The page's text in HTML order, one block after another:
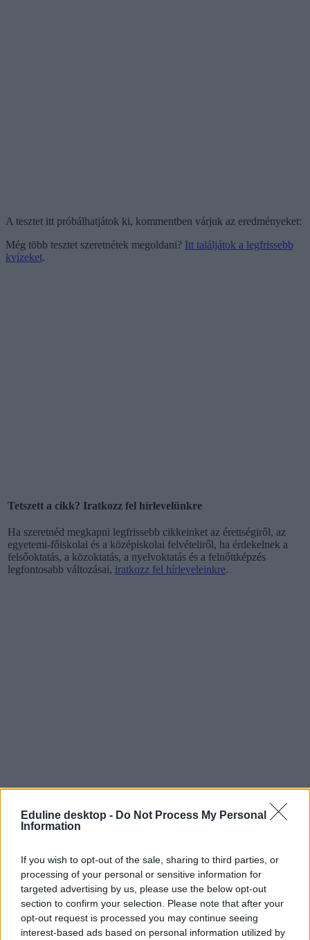
Eduline desktop - Do Not Process My Personal
Information
If you wish to opt-out of the sale, sharing to third parties, or
processing of your personal or sensitive information for
targeted advertising by us, please use the below opt-out
section to confirm your selection. Please note that after your
opt-out request is processed you may continue seeing
interest-based ads based on personal information utilized by
A tesztet itt próbálhatjátok ki, kommentben várjuk az eredményeket:
Még több tesztet szeretnétek megoldani? Itt találjátok a legfrissebb
kvízeket.
Tetszett a cikk? Iratkozz fel hírlevelünkre
Ha szeretnéd megkapni legfrissebb cikkeinket az érettségiről, az
egyetemi-főiskolai és a középiskolai felvételiről, ha érdekelnek a
felsőoktatás, a közoktatás, a nyelvoktatás és a felnőttképzés
legfontosabb változásai, iratkozz fel hírleveleinkre.
irodalom
kötelező olvasmányok
teszt
irodalom teszt
napikvíz
napiteszt
kötelező olvasmányok szereplők